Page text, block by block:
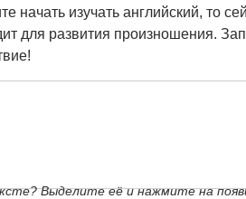
начать изучать английский, то
для развития произношения.
Выделите её и нажмите на